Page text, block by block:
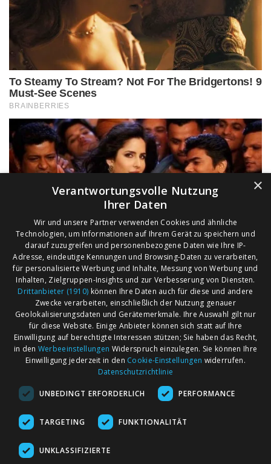
AGB
Impressum
Kontakt
Märkte nach Bundesländern
Märkte nach PLZ
Märkte nach Umkreis
Flohmarkt
×
Verantwortungsvolle Nutzung
Ihrer Daten
Wir und unsere Partner verwenden Cookies und ähnliche
Technologien, um Informationen auf Ihrem Gerät zu speichern und
darauf zuzugreifen und personenbezogene Daten wie Ihre IP-
Adresse, eindeutige Kennungen und Browsing-Daten zu verarbeiten,
für personalisierte Werbung und Inhalte, Messung von Werbung und
Inhalten, Zielgruppen-Insights und zur Verbesserung von Diensten.
Drittanbieter (1910) können Ihre Daten auch für diese und andere
Zwecke verarbeiten, einschließlich der Nutzung genauer
Geolokalisierungsdaten und Gerätemerkmale. Ihre Auswahl gilt nur
für diese Website. Einige Anbieter können sich statt auf Ihre
Einwilligung auf berechtigte Interessen stützen; Sie haben das Recht,
in den Werbeeinstellungen Widerspruch einzulegen. Sie können Ihre
Einwilligung jederzeit in den Cookie-Einstellungen widerrufen.
Datenschutzrichtlinie
UNBEDINGT ERFORDERLICH PERFORMANCE
TARGETING FUNKTIONALITÄT
UNKLASSIFIZIERTE